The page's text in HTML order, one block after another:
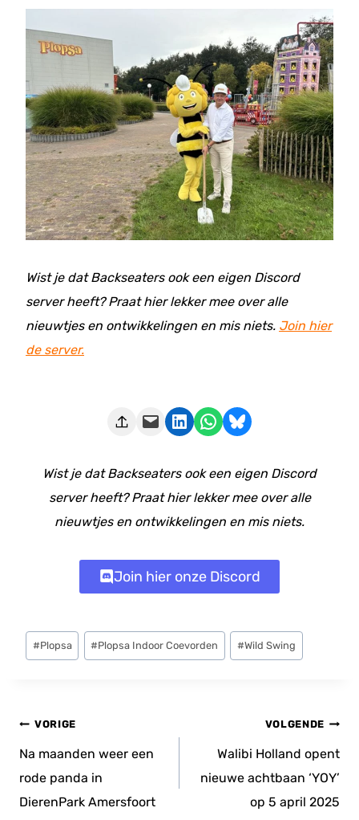
Wist je dat Backseaters ook een eigen Discord
server heeft? Praat hier lekker mee over alle
nieuwtjes en ontwikkelingen en mis niets. Join hier
de server.
Deze pagina e-mailen Delen op LinkedIn Delen via WhatsApp Share on Bluesky
Wist je dat Backseaters ook een eigen Discord
server heeft? Praat hier lekker mee over alle
nieuwtjes en ontwikkelingen en mis niets.
Join hier onze Discord
Bericht
tags:
#Plopsa #Plopsa Indoor Coevorden #Wild Swing
Bericht
navigatie
VORIGE
Na maanden weer een
rode panda in
DierenPark Amersfoort
VOLGENDE
Walibi Holland opent
nieuwe achtbaan ‘YOY’
op 5 april 2025